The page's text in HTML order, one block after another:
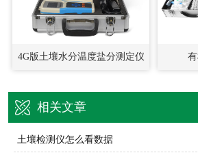
4G版土壤水分温度盐分测定仪
相关文章
土壤检测仪怎么看数据